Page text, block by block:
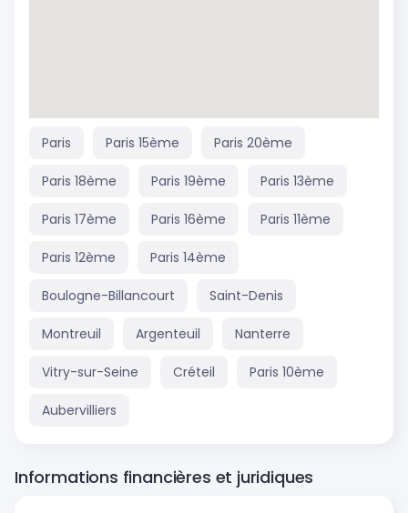
Paris Paris 15ème Paris 20ème
Paris 18ème Paris 19ème Paris 13ème
Paris 17ème Paris 16ème Paris 11ème
Paris 12ème Paris 14ème
Boulogne-Billancourt Saint-Denis
Montreuil Argenteuil Nanterre
Vitry-sur-Seine Créteil Paris 10ème
Aubervilliers
Informations financières et juridiques